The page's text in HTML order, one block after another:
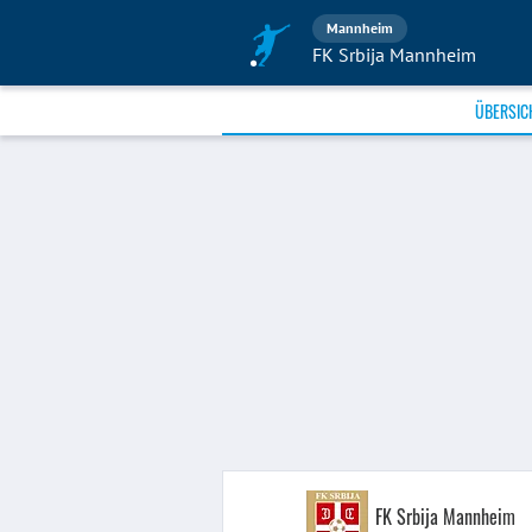
Mannheim
FK Srbija Mannheim
FK Srbija Mannheim